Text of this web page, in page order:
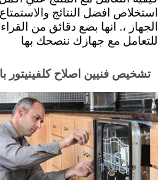
استخلاص افضل النتائج
الجهاز ،. انها بضع دقائق من
للتعامل مع جهازك ننصحك بها
تشخيص فنيين اصلاح كلفينيتور